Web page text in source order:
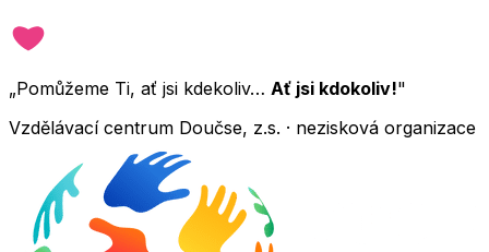
„Pomůžeme Ti, ať jsi kdekoliv… Ať jsi kdokoliv!"
Vzdělávací centrum Doučse, z.s. · nezisková organizace